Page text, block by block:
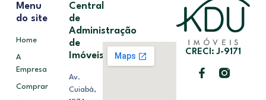
CRECI: J-9171
Menu
do site
Home
A
Empresa
Comprar
Central
de
Administração
de
Imóveis
Av.
Cuiabá,